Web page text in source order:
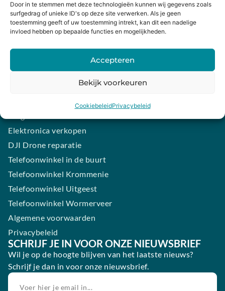
Door in te stemmen met deze technologieën kunnen wij gegevens zoals
surfgedrag of unieke ID's op deze site verwerken. Als je geen
toestemming geeft of uw toestemming intrekt, kan dit een nadelige
invloed hebben op bepaalde functies en mogelijkheden.
Accepteren
Bekijk voorkeuren
CookiebeleidPrivacybeleid
Mijn winkelwagen
HANDIGE LINKS
Levering en retourneren
iPhone laten maken
Samsung smartphone laten maken
Elektronica verkopen
DJI Drone reparatie
Telefoonwinkel in de buurt
Telefoonwinkel Krommenie
Telefoonwinkel Uitgeest
Telefoonwinkel Wormerveer
Algemene voorwaarden
Privacybeleid
SCHRIJF JE IN VOOR ONZE NIEUWSBRIEF
Wil je op de hoogte blijven van het laatste nieuws?
Schrijf je dan in voor onze nieuwsbrief.